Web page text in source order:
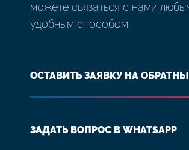
можете связаться с нами
удобным способом
ОСТАВИТЬ ЗАЯВКУ НА
ЗАДАТЬ ВОПРОС В WHATSAPP